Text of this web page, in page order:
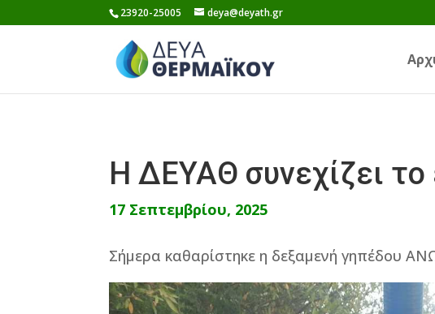
to
23920-25005 deya@deyath.gr
Η ΔΕΥΑΘ συνεχίζει
17 Σεπτεμβρίου, 2025
Σήμερα καθαρίστηκε η δεξαμενή γηπέδου